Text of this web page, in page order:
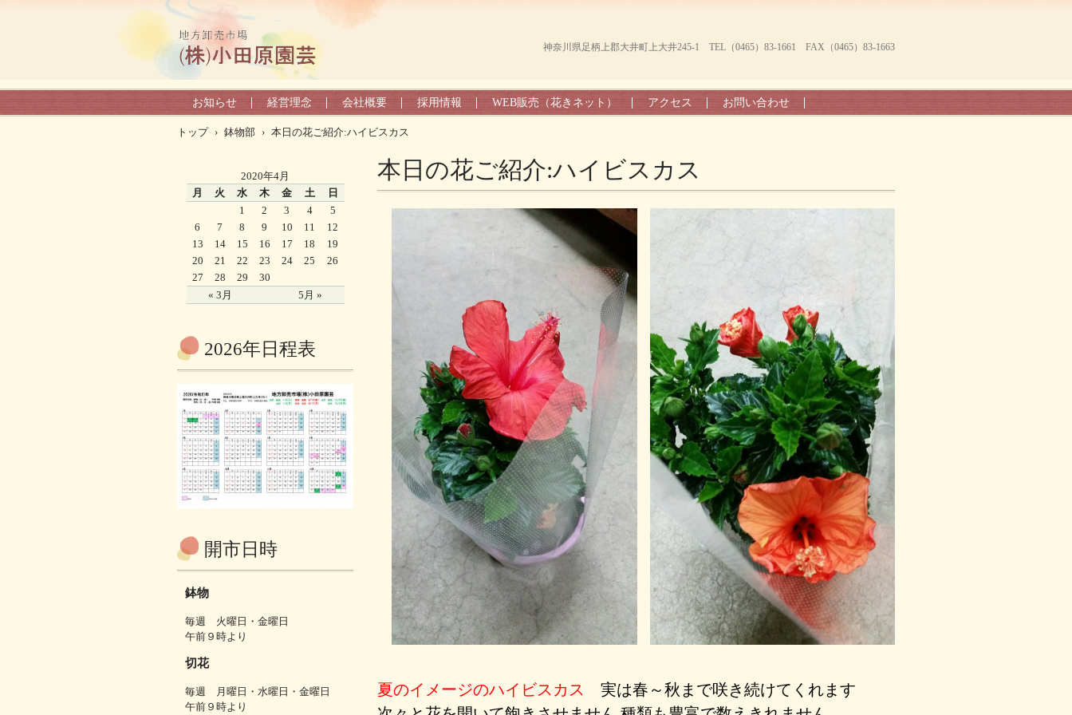
神奈川県足柄上郡大井町上大井245-1 TEL（0465）83-1661 FAX（0465）83-1663
お知らせ 経営理念 会社概要 採用情報 WEB販売（花きネット） アクセス お問い合わせ
トップ › 鉢物部 › 本日の花ご紹介:ハイビスカス
本日の花ご紹介:ハイビスカス
夏のイメージのハイビスカス 実は春～秋まで咲き続けてくれます
2020年4月
月
火 水 木 金 土 日
« 3月 5月 »
1 2 3 4
5
6
7 8 9 10 11
12
13
14 15 16 17 18
19
20
21 22 23 24 25
26
27
28 29 30
2026年日程表
開市日時
鉢物
毎週 火曜日・金曜日
午前９時より
切花
毎週 月曜日・水曜日・金曜日
午前９時より